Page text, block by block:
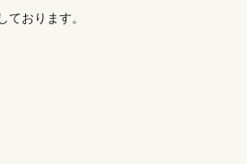
おります。